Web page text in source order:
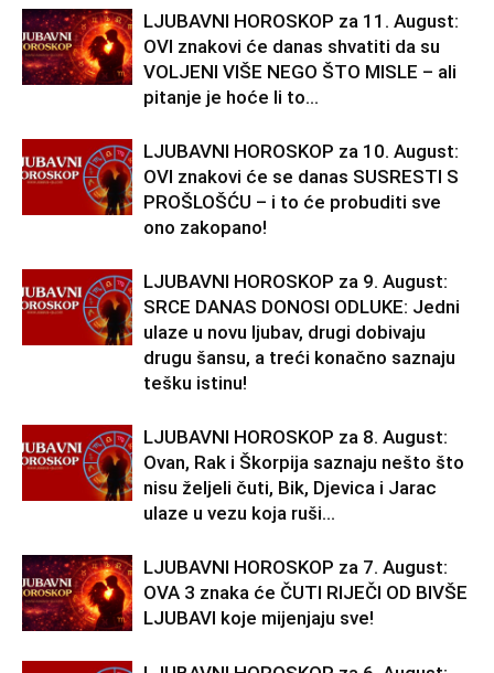
LJUBAVNI HOROSKOP za 11. August:
OVI znakovi će danas shvatiti da su
VOLJENI VIŠE NEGO ŠTO MISLE – ali
pitanje je hoće li to...
LJUBAVNI HOROSKOP za 10. August:
OVI znakovi će se danas SUSRESTI S
PROŠLOŠĆU – i to će probuditi sve
ono zakopano!
LJUBAVNI HOROSKOP za 9. August:
SRCE DANAS DONOSI ODLUKE: Jedni
ulaze u novu ljubav, drugi dobivaju
drugu šansu, a treći konačno saznaju
tešku istinu!
LJUBAVNI HOROSKOP za 8. August:
Ovan, Rak i Škorpija saznaju nešto što
nisu željeli čuti, Bik, Djevica i Jarac
ulaze u vezu koja ruši...
LJUBAVNI HOROSKOP za 7. August:
OVA 3 znaka će ČUTI RIJEČI OD BIVŠE
LJUBAVI koje mijenjaju sve!